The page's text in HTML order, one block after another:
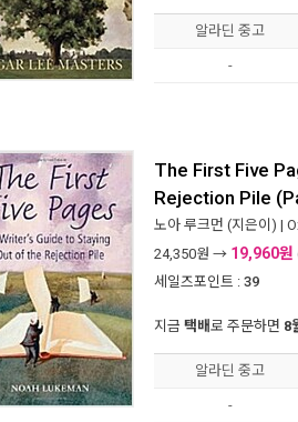
알라딘 중고
-
The First Five
Rejection Pile
노아 루크먼 (지은이) |
24,350원 → 19,960원
세일즈포인트 : 39
지금 택배로 주문하면 8
알라딘 중고
-